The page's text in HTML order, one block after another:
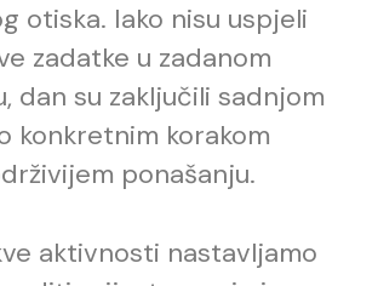
otiska. Iako nisu uspjeli
zadatke u zadanom
dan su zaključili sadnjom
konkretnim korakom
ponašanju.
aktivnosti nastavljamo